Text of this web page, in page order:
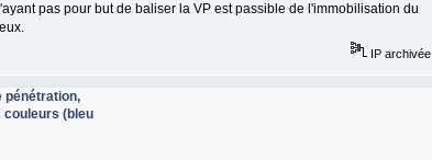
pas pour but de baliser la VP est passible de l'immobilisation du
IP archivée
pénétration,
(bleu